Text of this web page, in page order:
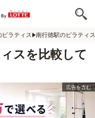
ピラティス 南行徳駅のピラティス
スを比較して